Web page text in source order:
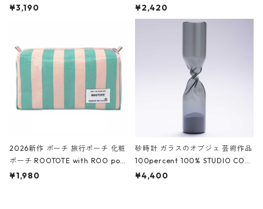
ファスナーポーチ 撥水加工 トラベ
ーガンディー、オフホワイト
¥3,190
大きめ 撥水加工 収納ポーチ CRO
CODILE/Black クロコダイル/ブラ
¥2,420
2026新作 ポーチ 旅行ポーチ 化粧
ポーチ ROOTOTE with ROO pou
ch 3532 ルートート WR.ポーチ.ラ
¥1,980
砂時計 ガラスのオブジェ 芸術作品
100percent 100% STUDIO COH
AKU Timeless 100パーセント ス
¥4,400